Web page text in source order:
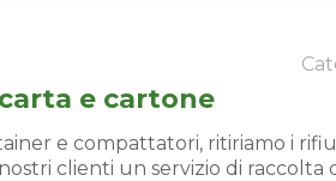
e cartone
e compattatori, ritiriamo i
clienti un servizio di raccolta